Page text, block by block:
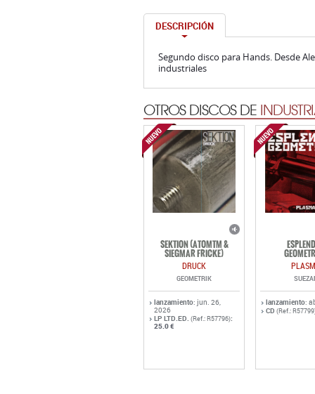
DESCRIPCIÓN
Segundo disco para Hands. Desde
industriales
OTROS DISCOS DE
SEKTION (ATOMTM &
SIEGMAR FRICKE)
DRUCK
GEOMETRIK
lanzamiento: jun. 26,
2026
LP LTD.ED. (Ref.: R57796):
25.0 €
lanzamiento:
CD (Ref.: